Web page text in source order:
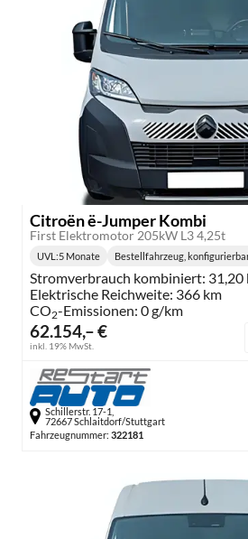
Citroën ë-Jumper Kombi
First Elektromotor 205kW L3 4,25t
62.154,– €
inkl. 19% MwSt.
Lieferzeit:
UVL :5 Monate Bestellfahrzeug,
Stromverbrauch kombiniert:
Elektrische Reichweite: 366 km
CO2-Emissionen: 0 g/km
Schillerstr. 17-1,
72667 Schlaitdorf/Stuttgart
Fahrzeugnummer: 322181